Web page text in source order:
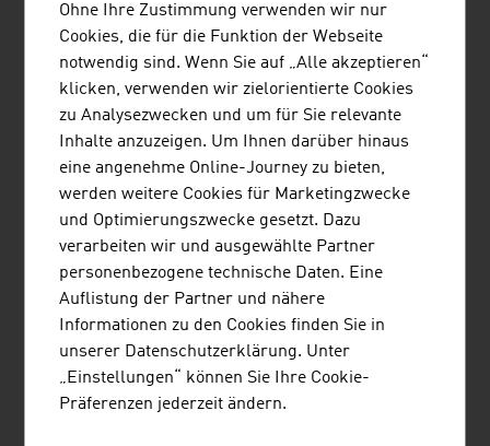
(OeEB) ist seit 2008 die Entwicklungsbank der
Republik Österreich und zu 100 Prozent im Besitz
der Österreichischen Kontrollbank AG. Als
Spezialinstitut finanziert sie private
Investitionsvorhaben in Entwicklungs- und
Schwellenländern, die sowohl wirtschaftlich als
auch ...
MDB-CONSULTING KG
Ohne Ihre Zustimmung verwenden wir nur
Cookies, die für die Funktion der Webseite
notwendig sind. Wenn Sie auf „Alle akzeptieren“
klicken, verwenden wir zielorientierte Cookies
zu Analysezwecken und um für Sie relevante
Inhalte anzuzeigen. Um Ihnen darüber hinaus
eine angenehme Online-Journey zu bieten,
werden weitere Cookies für Marketingzwecke
und Optimierungszwecke gesetzt. Dazu
verarbeiten wir und ausgewählte Partner
personenbezogene technische Daten. Eine
Auflistung der Partner und nähere
Informationen zu den Cookies finden Sie in
unserer Datenschutzerklärung. Unter
„Einstellungen“ können Sie Ihre Cookie-
Präferenzen jederzeit ändern.